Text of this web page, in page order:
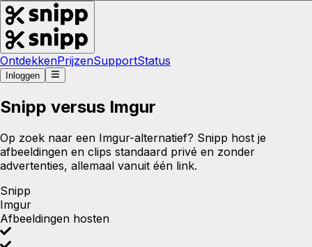
OntdekkenPrijzenSupportStatus
Inloggen
Snipp versus Imgur
Op zoek naar een Imgur-alternatief? Snipp host je
afbeeldingen en clips standaard privé en zonder
advertenties, allemaal vanuit één link.
Snipp
Imgur
Afbeeldingen hosten